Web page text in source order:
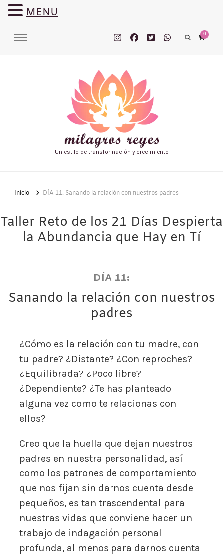
0
Un estilo de transformación y crecimiento
Inicio DÍA 11. Sanando la relación con nuestros padres
Taller Reto de los 21 Días Despierta
la Abundancia que Hay en Tí
DÍA 11:
Sanando la relación con nuestros
padres
¿Cómo es la relación con tu madre, con
tu padre? ¿Distante? ¿Con reproches?
¿Equilibrada? ¿Poco libre?
¿Dependiente? ¿Te has planteado
alguna vez como te relacionas con
ellos?
Creo que la huella que dejan nuestros
padres en nuestra personalidad, así
como los patrones de comportamiento
que nos fijan sin darnos cuenta desde
pequeños, es tan trascendental para
nuestras vidas que conviene hacer un
trabajo de indagación personal
profunda, al menos para darnos cuenta
MENU